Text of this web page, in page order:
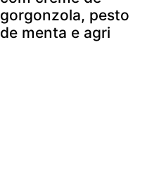
gorgonzola, pesto
de menta e agri